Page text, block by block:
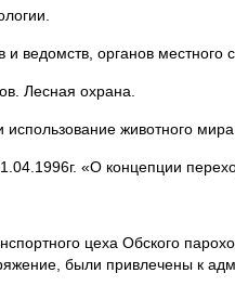
ведомств, органов местного
Лесная охрана.
животного мира
«О концепции
цеха Обского
были привлечены к